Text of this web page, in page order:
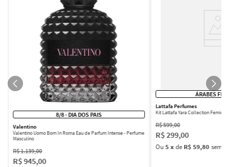
8/8 - DIA DOS PAIS
Valentino
Valentino Uomo Born In Roma Eau de Parfum Intense - Perfume
Masculino
R$1.139,00
R$945,00
ÁRABES
Lattafa Perfumes
Kit Lattafa Yara Collection
R$599,00
R$ 299,00
Ou5xdeR$ 59,80 sem